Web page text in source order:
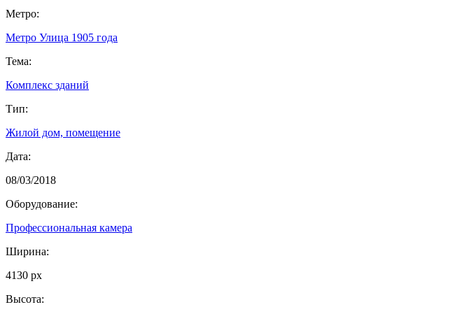
Метро:
Метро Улица 1905 года
Тема:
Комплекс зданий
Тип:
Жилой дом, помещение
Дата:
08/03/2018
Оборудование:
Профессиональная камера
Ширина:
4130 px
Высота: